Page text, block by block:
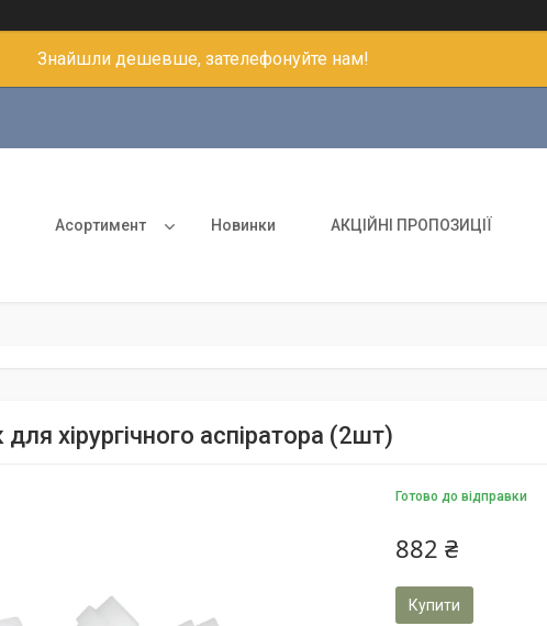
Знайшли дешевше, зателефонуйте нам!
Асортимент Новинки АКЦІЙНІ ПРОПОЗИЦІЇ
хірургічного аспіратора (2шт)
Готово до відправки
882 ₴
Купити